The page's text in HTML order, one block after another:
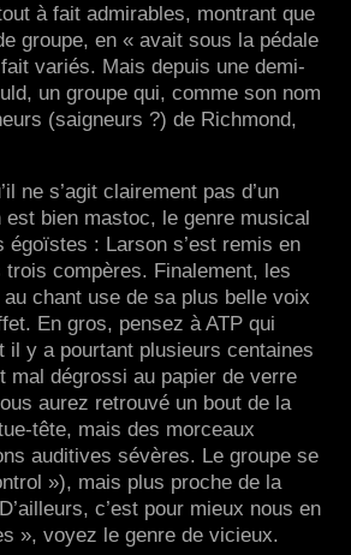
à fait admirables, montrant que
groupe, en « avait sous la pédale
variés. Mais depuis une demi-
un groupe qui, comme son nom
(saigneurs ?) de Richmond,
ne s’agit clairement pas d’un
bien mastoc, le genre musical
: Larson s’est remis en
compères. Finalement, les
chant use de sa plus belle voix
En gros, pensez à ATP qui
il y a pourtant plusieurs centaines
dégrossi au papier de verre
aurez retrouvé un bout de la
tête, mais des morceaux
auditives sévères. Le groupe se
»), mais plus proche de la
c’est pour mieux nous en
», voyez le genre de vicieux.